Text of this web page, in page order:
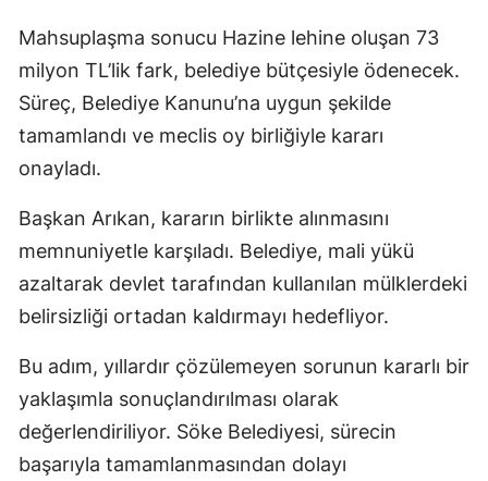
Mahsuplaşma sonucu Hazine lehine oluşan 73
milyon TL’lik fark, belediye bütçesiyle ödenecek.
Süreç, Belediye Kanunu’na uygun şekilde
tamamlandı ve meclis oy birliğiyle kararı
onayladı.
Başkan Arıkan, kararın birlikte alınmasını
memnuniyetle karşıladı. Belediye, mali yükü
azaltarak devlet tarafından kullanılan mülklerdeki
belirsizliği ortadan kaldırmayı hedefliyor.
Bu adım, yıllardır çözülemeyen sorunun kararlı bir
yaklaşımla sonuçlandırılması olarak
değerlendiriliyor. Söke Belediyesi, sürecin
başarıyla tamamlanmasından dolayı